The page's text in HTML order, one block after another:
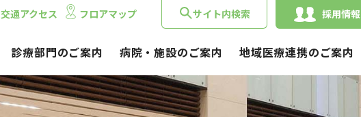
交通アクセス フロアマップ サイト内検索 採用情報
診療部門のご案内 病院・施設のご案内 地域医療連携のご案内